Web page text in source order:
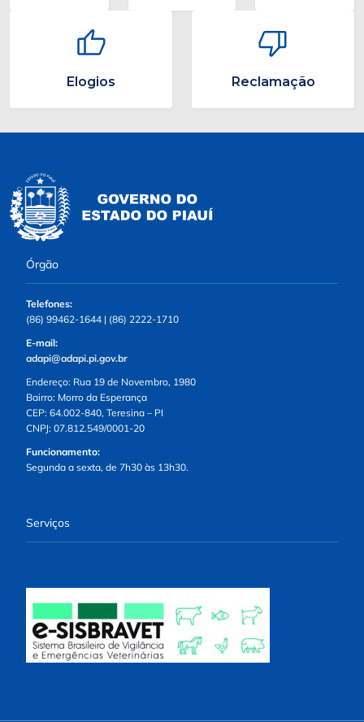
Elogios Reclamação
Órgão
Telefones:
(86) 99462-1644 | (86) 2222-1710
E-mail:
adapi@adapi.pi.gov.br
Endereço: Rua 19 de Novembro, 1980
Bairro: Morro da Esperança
CEP: 64.002-840, Teresina – PI
CNPJ: 07.812.549/0001-20
Funcionamento:
Segunda a sexta, de 7h30 às 13h30.
Serviços